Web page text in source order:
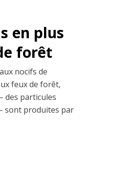
en plus
forêt
nocifs de
feux de forêt,
des particules
sont produites par